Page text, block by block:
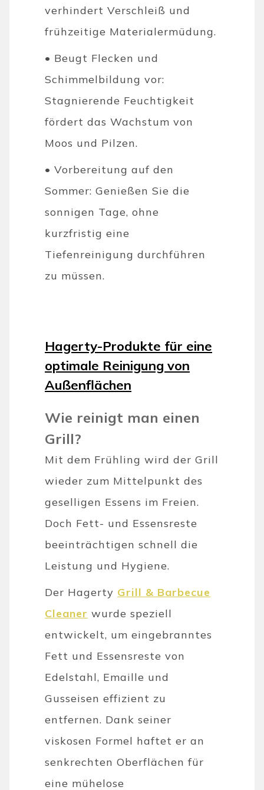
verhindert Verschleiß und
frühzeitige Materialermüdung.
• Beugt Flecken und
Schimmelbildung vor:
Stagnierende Feuchtigkeit
fördert das Wachstum von
Moos und Pilzen.
• Vorbereitung auf den
Sommer: Genießen Sie die
sonnigen Tage, ohne
kurzfristig eine
Tiefenreinigung durchführen
zu müssen.
Hagerty-Produkte für eine
optimale Reinigung von
Außenflächen
Wie reinigt man einen
Grill?
Mit dem Frühling wird der Grill
wieder zum Mittelpunkt des
geselligen Essens im Freien.
Doch Fett- und Essensreste
beeinträchtigen schnell die
Leistung und Hygiene.
Der Hagerty Grill & Barbecue
Cleaner wurde speziell
entwickelt, um eingebranntes
Fett und Essensreste von
Edelstahl, Emaille und
Gusseisen effizient zu
entfernen. Dank seiner
viskosen Formel haftet er an
senkrechten Oberflächen für
eine mühelose